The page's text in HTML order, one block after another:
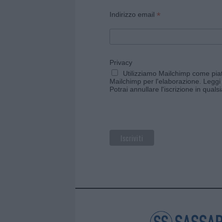
Indirizzo email *
Privacy
Utilizziamo Mailchimp come
Mailchimp per l'elaborazione.
Potrai annullare l'iscrizione in